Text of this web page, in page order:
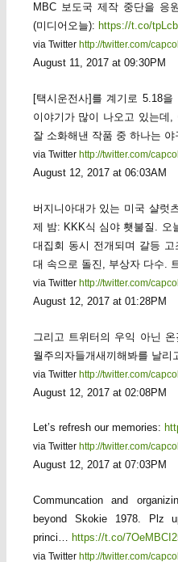
MBC 보도국 제작 중단을 응
(미디어오늘): https://t.co/
via Twitter http://twitter.com/
August 11, 2017 at 09:30PM
[택시운전사]를 계기로 5.18
이야기가 많이 나오고 있는데
잘 소화해낸 작품 중 하나는
via Twitter http://twitter.com/
August 12, 2017 at 06:03AM
버지니아대가 있는 미국 샬럿
제 밤: KKK식 심야 횃불질. 오
대집회 동시 전개되며 갈등
대 속으로 돌진, 부상자 다수.
via Twitter http://twitter.com/
August 12, 2017 at 01:28PM
그리고 트위터의 우익 아닌
월주의자들개새끼해봐를 날리
via Twitter http://twitter.com/
August 12, 2017 at 02:08PM
Let’s refresh our memories:
via Twitter http://twitter.com/
August 12, 2017 at 07:03PM
Communcation and
beyond Skokie 1978. Plz
princi… https://t.co/
via Twitter http://twitter.com/